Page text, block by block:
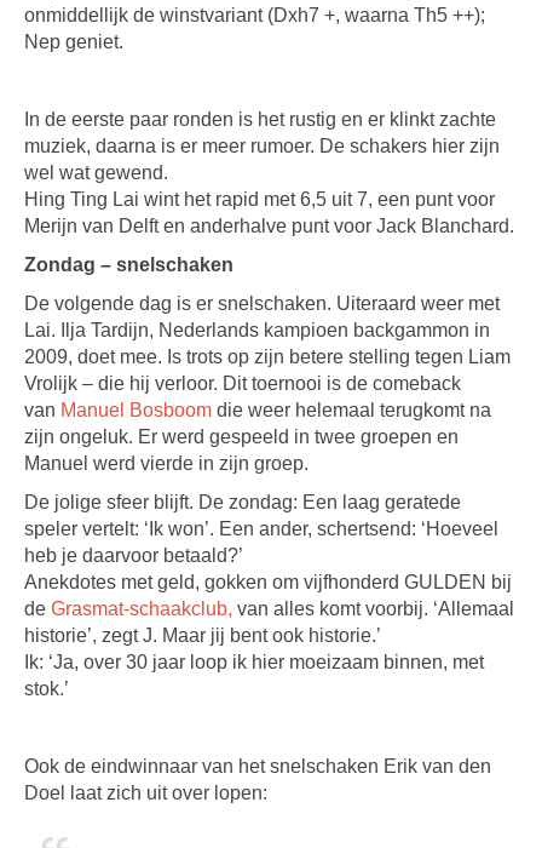
onmiddellijk de winstvariant (Dxh7 +, waarna Th5 ++);
Nep geniet.
In de eerste paar ronden is het rustig en er klinkt zachte
muziek, daarna is er meer rumoer. De schakers hier zijn
wel wat gewend.
Hing Ting Lai wint het rapid met 6,5 uit 7, een punt voor
Merijn van Delft en anderhalve punt voor Jack Blanchard.
Zondag – snelschaken
De volgende dag is er snelschaken. Uiteraard weer met
Lai. Ilja Tardijn, Nederlands kampioen backgammon in
2009, doet mee. Is trots op zijn betere stelling tegen Liam
Vrolijk – die hij verloor. Dit toernooi is de comeback
van Manuel Bosboom die weer helemaal terugkomt na
zijn ongeluk. Er werd gespeeld in twee groepen en
Manuel werd vierde in zijn groep.
De jolige sfeer blijft. De zondag: Een laag geratede
speler vertelt: ‘Ik won’. Een ander, schertsend: ‘Hoeveel
heb je daarvoor betaald?’
Anekdotes met geld, gokken om vijfhonderd GULDEN bij
de Grasmat-schaakclub, van alles komt voorbij. ‘Allemaal
historie’, zegt J. Maar jij bent ook historie.’
Ik: ‘Ja, over 30 jaar loop ik hier moeizaam binnen, met
stok.’
Ook de eindwinnaar van het snelschaken Erik van den
Doel laat zich uit over lopen: